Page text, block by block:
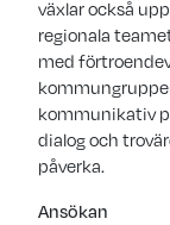
växlar också
regionala
med
kommunikativ
dialog och
påverka.
Ansökan